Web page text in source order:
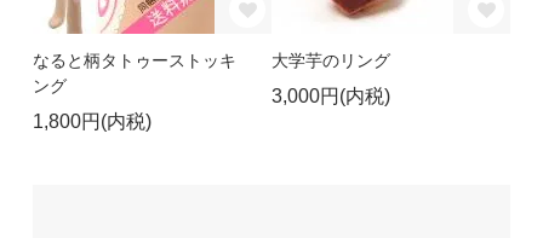
なると柄タトゥーストッキ
ング
1,800円(内税)
大学芋のリング
3,000円(内税)